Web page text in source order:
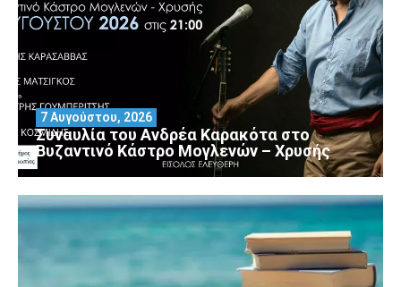
Συναυλία του Ανδρέα Καρακότα στο
Βυζαντινό Κάστρο Μογλενών – Χρυσής
7 Αυγούστου, 2026